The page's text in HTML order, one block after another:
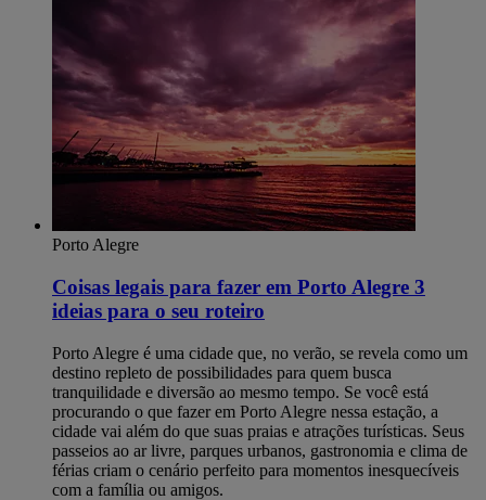
Porto Alegre
Coisas legais para fazer em Porto Alegre​ 3
ideias para o seu roteiro
Porto Alegre é uma cidade que, no verão, se revela como um
destino repleto de possibilidades para quem busca
tranquilidade e diversão ao mesmo tempo. Se você está
procurando o que fazer em Porto Alegre nessa estação, a
cidade vai além do que suas praias e atrações turísticas. Seus
passeios ao ar livre, parques urbanos, gastronomia e clima de
férias criam o cenário perfeito para momentos inesquecíveis
com a família ou amigos.